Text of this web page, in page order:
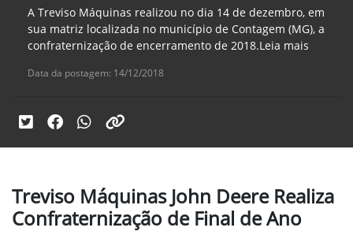
A Treviso Máquinas realizou no dia 14 de dezembro, em
sua matriz localizada no município de Contagem (MG), a
confraternização de encerramento de 2018.Leia mais
Data da postagem: 14/12/2018
Treviso Máquinas John Deere Realiza
Confraternização de Final de Ano